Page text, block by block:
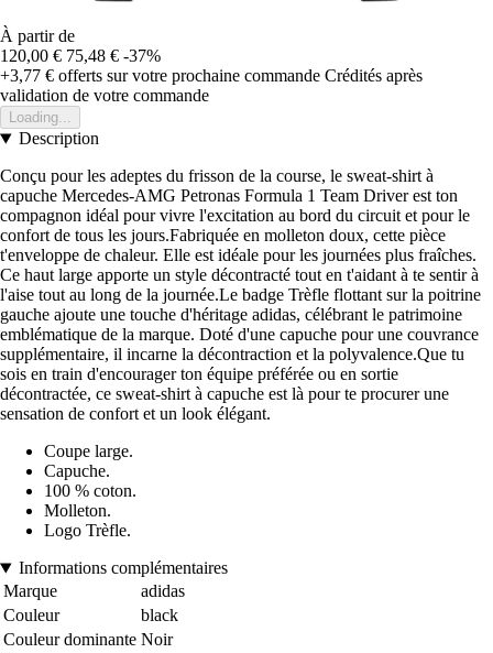
À partir de
120,00 € 75,48 € -37%
+3,77 € offerts sur votre prochaine commande Crédités après
validation de votre commande
Loading...
Description
Conçu pour les adeptes du frisson de la course, le sweat-shirt à
capuche Mercedes-AMG Petronas Formula 1 Team Driver est ton
compagnon idéal pour vivre l'excitation au bord du circuit et pour le
confort de tous les jours.Fabriquée en molleton doux, cette pièce
t'enveloppe de chaleur. Elle est idéale pour les journées plus fraîches.
Ce haut large apporte un style décontracté tout en t'aidant à te sentir à
l'aise tout au long de la journée.Le badge Trèfle flottant sur la poitrine
gauche ajoute une touche d'héritage adidas, célébrant le patrimoine
emblématique de la marque. Doté d'une capuche pour une couvrance
supplémentaire, il incarne la décontraction et la polyvalence.Que tu
sois en train d'encourager ton équipe préférée ou en sortie
décontractée, ce sweat-shirt à capuche est là pour te procurer une
sensation de confort et un look élégant.
Coupe large.
Capuche.
100 % coton.
Molleton.
Logo Trèfle.
Informations complémentaires
Marque
adidas
Couleur
black
Couleur dominante Noir